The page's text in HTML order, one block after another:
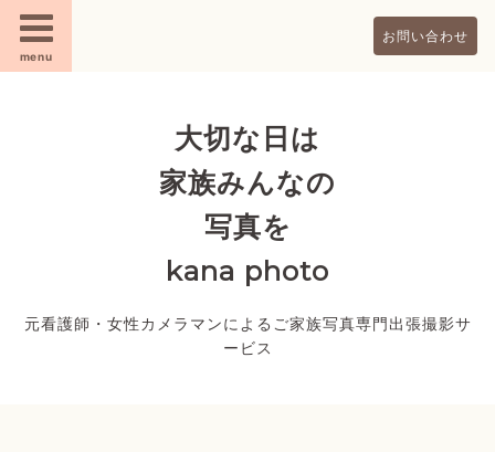
menu
お問い合わせ
大切な日は
家族みんなの
写真を
kana photo
元看護師・女性カメラマンによるご家族写真専門出張撮影サ
ービス